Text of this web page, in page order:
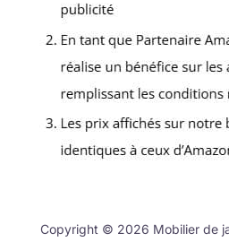
Copyright © 2026 Mobilier de